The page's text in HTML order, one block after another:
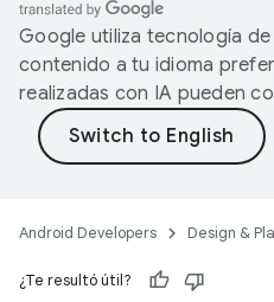
Google utiliza tecnología
contenido a tu idioma
realizadas con IA pueden
Android Developers Design &
¿Te resultó útil?